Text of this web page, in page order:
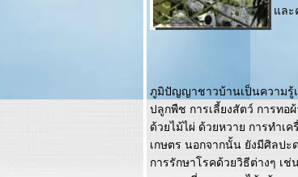
ละ
ภูมิปัญญาชาวบ้านเป็นความรู้
ปลูกพืช การเลี้ยงสัตว์ การทอ
ด้วยไม้ไผ่ ด้วยหวาย การทำเ
เกษตร นอกจากนั้น ยังมีศิลปะ
การรักษาโรคด้วยวิธีต่างๆ เ